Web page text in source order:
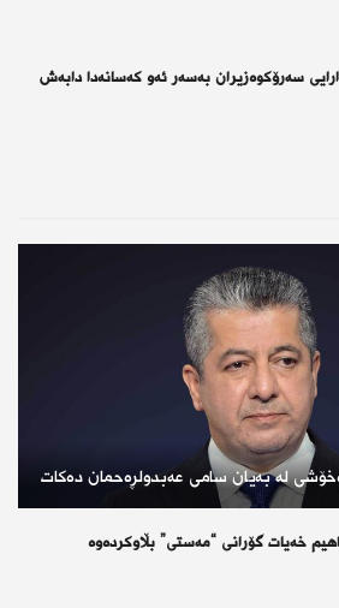
سەرۆکوەزیران بەسەر ئەو كەسانەدا دابەش
لە بەیان سامی عەبدولڕەحمان دەکات
خەیات گۆرانی “مەستی” بڵاوکردەوە